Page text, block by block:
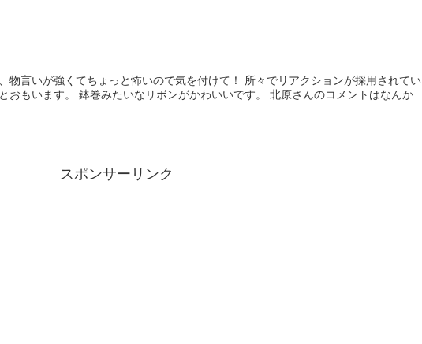
物言いが強くてちょっと怖いので気を付けて！ 所々でリアクションが採用されてい
おもいます。 鉢巻みたいなリボンがかわいいです。 北原さんのコメントはなんか
スポンサーリンク